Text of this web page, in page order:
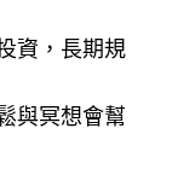
資，長期規
與冥想會幫